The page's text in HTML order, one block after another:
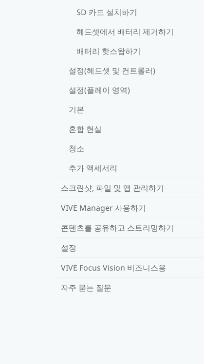
SD 카드 설치하기
헤드셋에서 배터리 제거하기
배터리 핫스왑하기
설정(헤드셋 및 컨트롤러)
설정(플레이 영역)
기본
혼합 현실
청소
추가 액세서리
스크린샷, 파일 및 앱 관리하기
VIVE Manager 사용하기
콘텐츠를 공유하고 스트리밍하기
설정
VIVE Focus Vision 비즈니스용
자주 묻는 질문